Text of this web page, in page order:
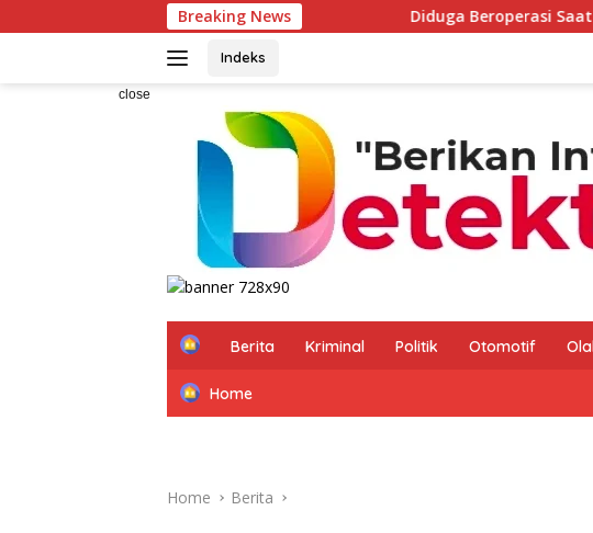
to
Breaking News
Diduga Beroperasi Saat Izin Masih Berproses,
Indeks
close
H
e
Berita Kriminal Politik Otomotif
Home
Home Berita